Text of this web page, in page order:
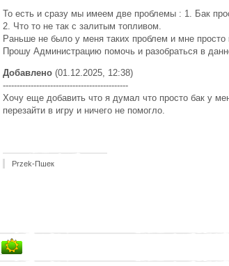
То есть и сразу мы имеем две проблемы : 1. Бак
2. Что то не так с залитым топливом.
Раньше не было у меня таких проблем и мне просто
Прошу Администрацию помочь и разобраться в
Добавлено (01.12.2025, 12:38)
---------------------------------------------
Хочу еще добавить что я думал что просто бак у
перезайти в игру и ничего не помогло.
Przek-Пшек